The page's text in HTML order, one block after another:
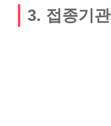
3. 접종기관